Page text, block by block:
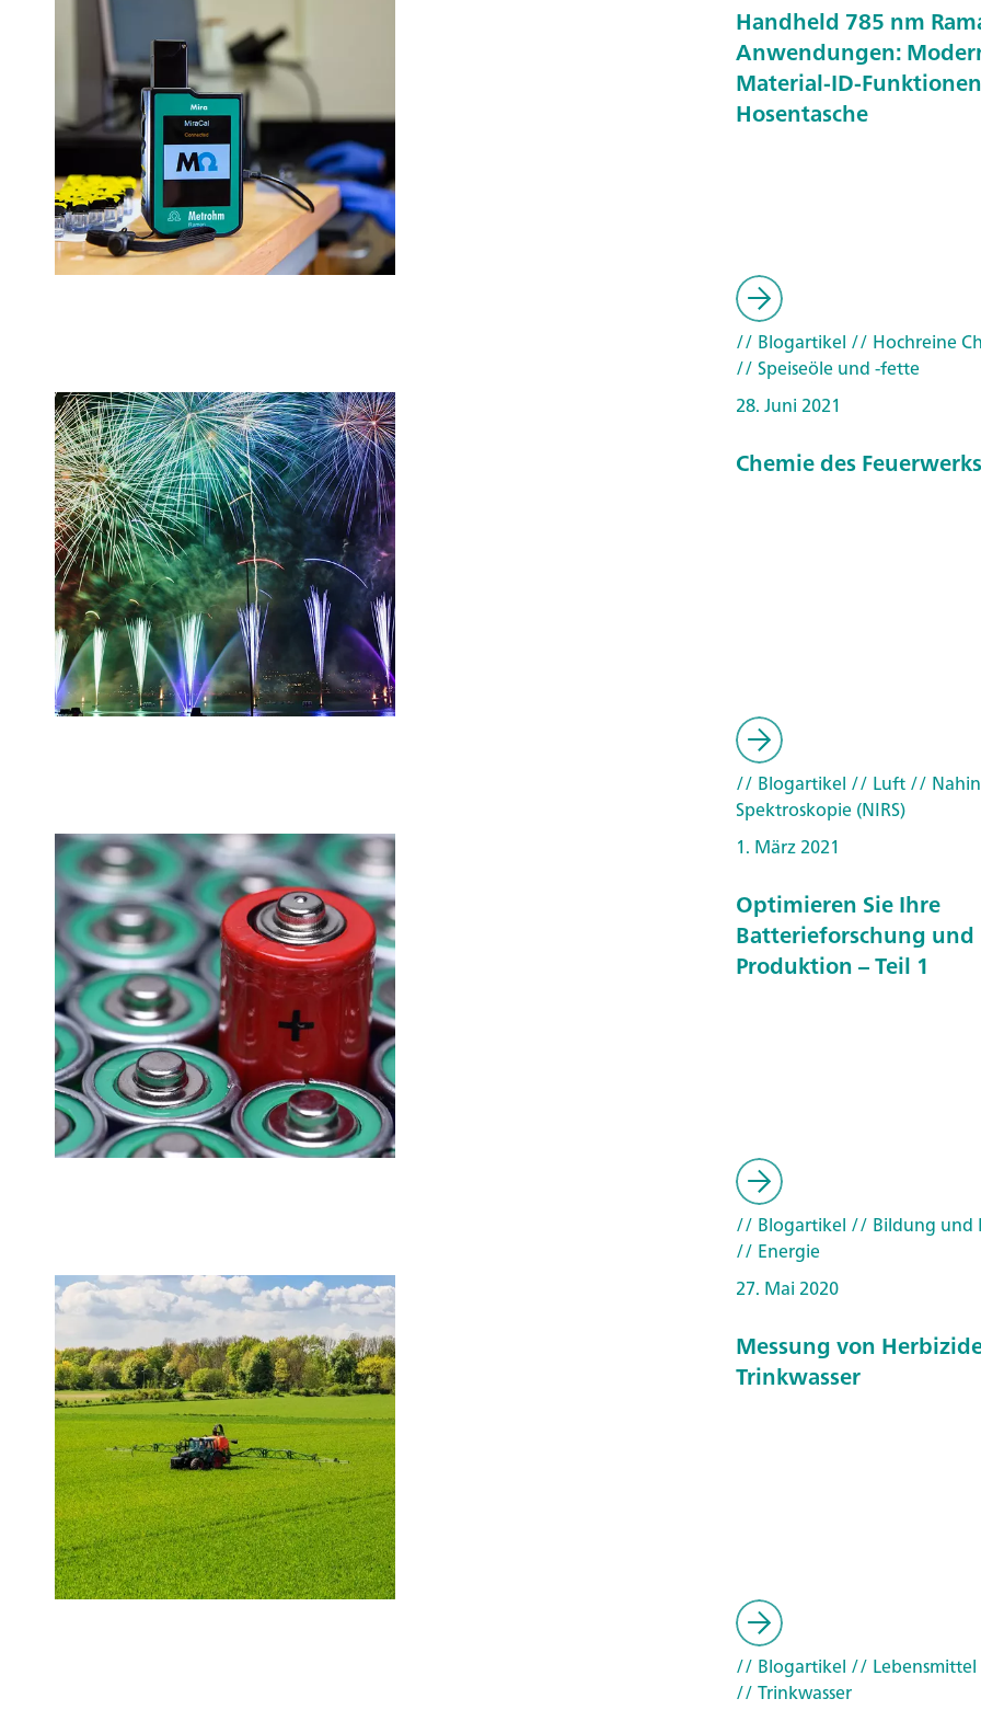
Handheld 785 nm
Anwendungen:
Material-ID-
Hosentasche
// Blogartikel // Hochreine
// Speiseöle und -fette
28. Juni 2021
Chemie des Feuerwerks
// Blogartikel // Luft//
Spektroskopie (NIRS)
1. März 2021
Optimieren Sie Ihre
Batterieforschung und
Produktion – Teil 1
// Blogartikel // Bildung und
// Energie
27. Mai 2020
Messung von
Trinkwasser
// Blogartikel //
// Trinkwasser